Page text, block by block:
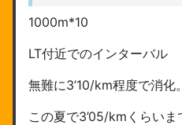
1000m*10
LT付近でのインターバル
無難に3’10/km程度で消化。
この夏で3’05/kmくらいま